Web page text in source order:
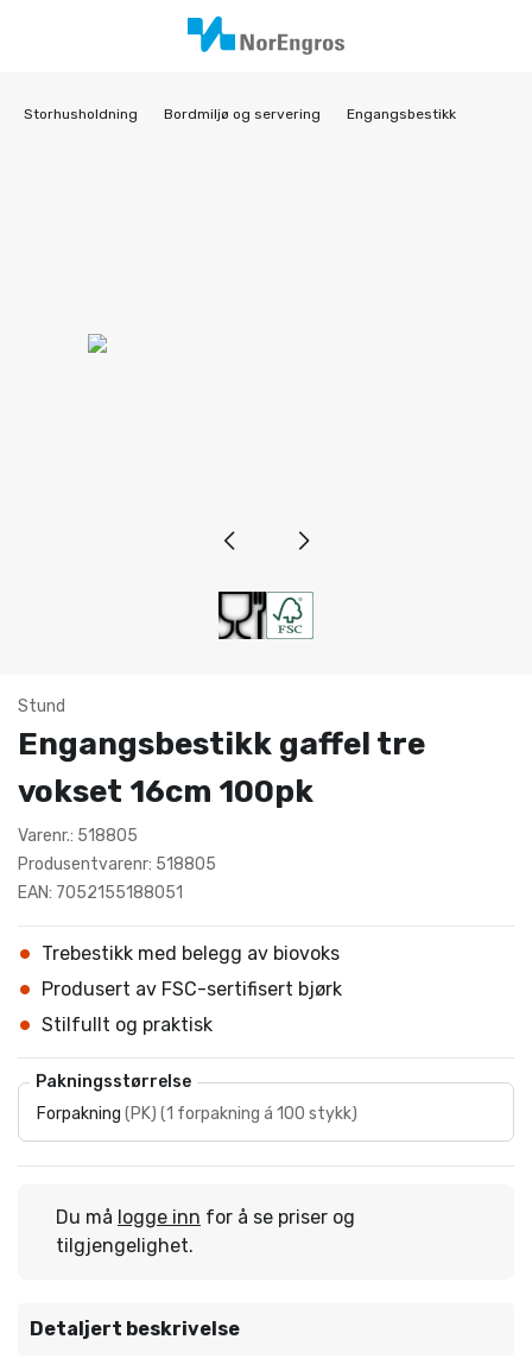
Storhusholdning Bordmiljø og servering Engangsbestikk
Stund
Engangsbestikk gaffel tre
vokset 16cm 100pk
Varenr.: 518805
Produsentvarenr: 518805
EAN: 7052155188051
Trebestikk med belegg av biovoks
Produsert av FSC-sertifisert bjørk
Stilfullt og praktisk
Pakningsstørrelse
Forpakning (PK) (1 forpakning á 100 stykk)
Du må logge inn for å se priser og
tilgjengelighet.
Detaljert beskrivelse